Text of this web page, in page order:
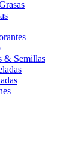
& Semillas